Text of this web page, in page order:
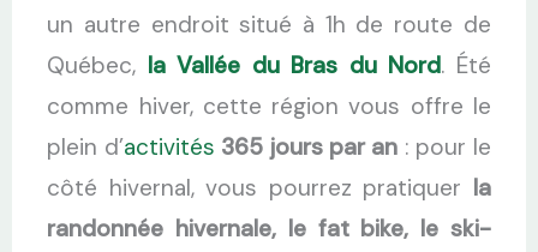
un autre endroit situé à 1h de route de
Québec, la Vallée du Bras du Nord. Été
comme hiver, cette région vous offre le
plein d’activités 365 jours par an : pour le
côté hivernal, vous pourrez pratiquer la
randonnée hivernale, le fat bike, le ski-